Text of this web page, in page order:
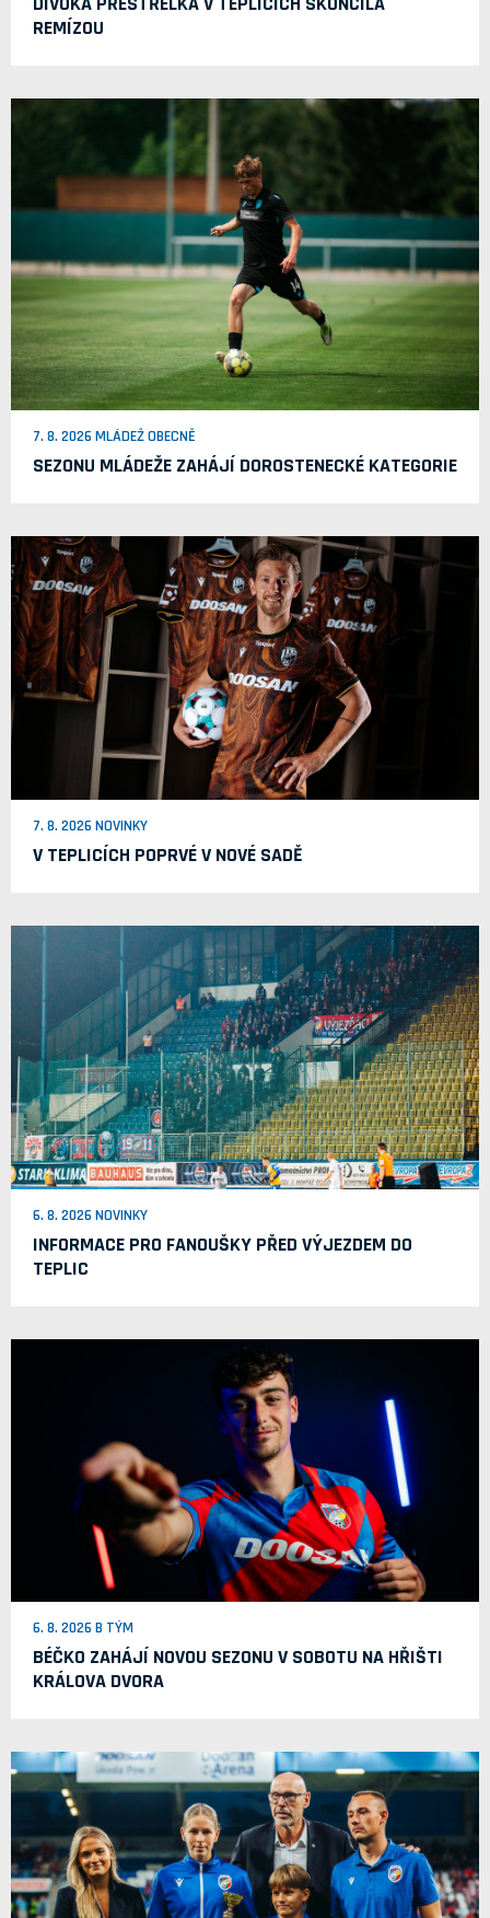
REMÍZOU
7. 8. 2026 MLÁDEŽ OBECNĚ
SEZONU MLÁDEŽE ZAHÁJÍ DOROSTENECKÉ KATEGORIE
7. 8. 2026 NOVINKY
V TEPLICÍCH POPRVÉ V NOVÉ SADĚ
6. 8. 2026 NOVINKY
INFORMACE PRO FANOUŠKY PŘED VÝJEZDEM DO
TEPLIC
6. 8. 2026 B TÝM
BÉČKO ZAHÁJÍ NOVOU SEZONU V SOBOTU NA HŘIŠTI
KRÁLOVA DVORA